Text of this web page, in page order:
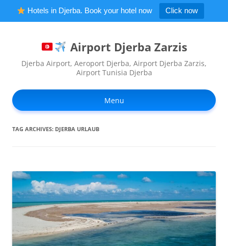
Hotels in Djerba. Book your hotel now Click now
Airport Djerba Zarzis
Djerba Airport, Aeroport Djerba, Airport Djerba Zarzis,
Airport Tunisia Djerba
Menu
TAG ARCHIVES: DJERBA URLAUB